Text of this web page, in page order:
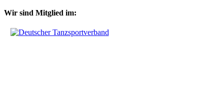
Wir sind Mitglied im: